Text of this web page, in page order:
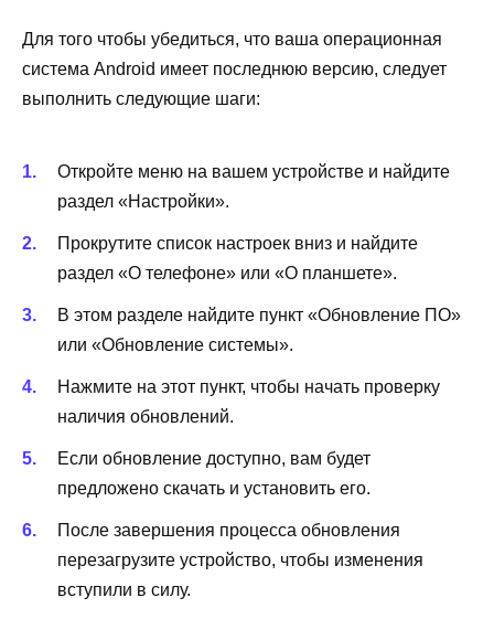
Для того чтобы убедиться, что ваша операционная
система Android имеет последнюю версию, следует
выполнить следующие шаги:
Откройте меню на вашем устройстве и найдите
раздел «Настройки».
Прокрутите список настроек вниз и найдите
раздел «О телефоне» или «О планшете».
В этом разделе найдите пункт «Обновление ПО»
или «Обновление системы».
Нажмите на этот пункт, чтобы начать проверку
наличия обновлений.
Если обновление доступно, вам будет
предложено скачать и установить его.
После завершения процесса обновления
перезагрузите устройство, чтобы изменения
вступили в силу.